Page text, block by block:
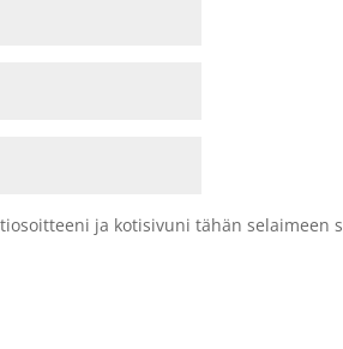
ja kotisivuni tähän selaimeen